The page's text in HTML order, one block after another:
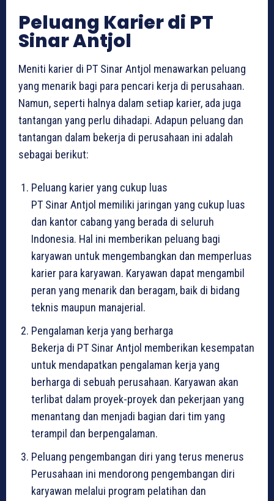
Peluang Karier di PT
Sinar Antjol
Meniti karier di PT Sinar Antjol menawarkan peluang
yang menarik bagi para pencari kerja di perusahaan.
Namun, seperti halnya dalam setiap karier, ada juga
tantangan yang perlu dihadapi. Adapun peluang dan
tantangan dalam bekerja di perusahaan ini adalah
sebagai berikut:
Peluang karier yang cukup luas
PT Sinar Antjol memiliki jaringan yang cukup luas
dan kantor cabang yang berada di seluruh
Indonesia. Hal ini memberikan peluang bagi
karyawan untuk mengembangkan dan memperluas
karier para karyawan. Karyawan dapat mengambil
peran yang menarik dan beragam, baik di bidang
teknis maupun manajerial.
Pengalaman kerja yang berharga
Bekerja di PT Sinar Antjol memberikan kesempatan
untuk mendapatkan pengalaman kerja yang
berharga di sebuah perusahaan. Karyawan akan
terlibat dalam proyek-proyek dan pekerjaan yang
menantang dan menjadi bagian dari tim yang
terampil dan berpengalaman.
Peluang pengembangan diri yang terus menerus
Perusahaan ini mendorong pengembangan diri
karyawan melalui program pelatihan dan